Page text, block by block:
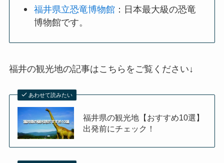
福井県立恐竜博物館 ：日本最大級の恐竜
博物館です。
福井の観光地の記事はこちらをご覧ください↓
あわせて読みたい
福井県の観光地【おすすめ10選】
出発前にチェック！